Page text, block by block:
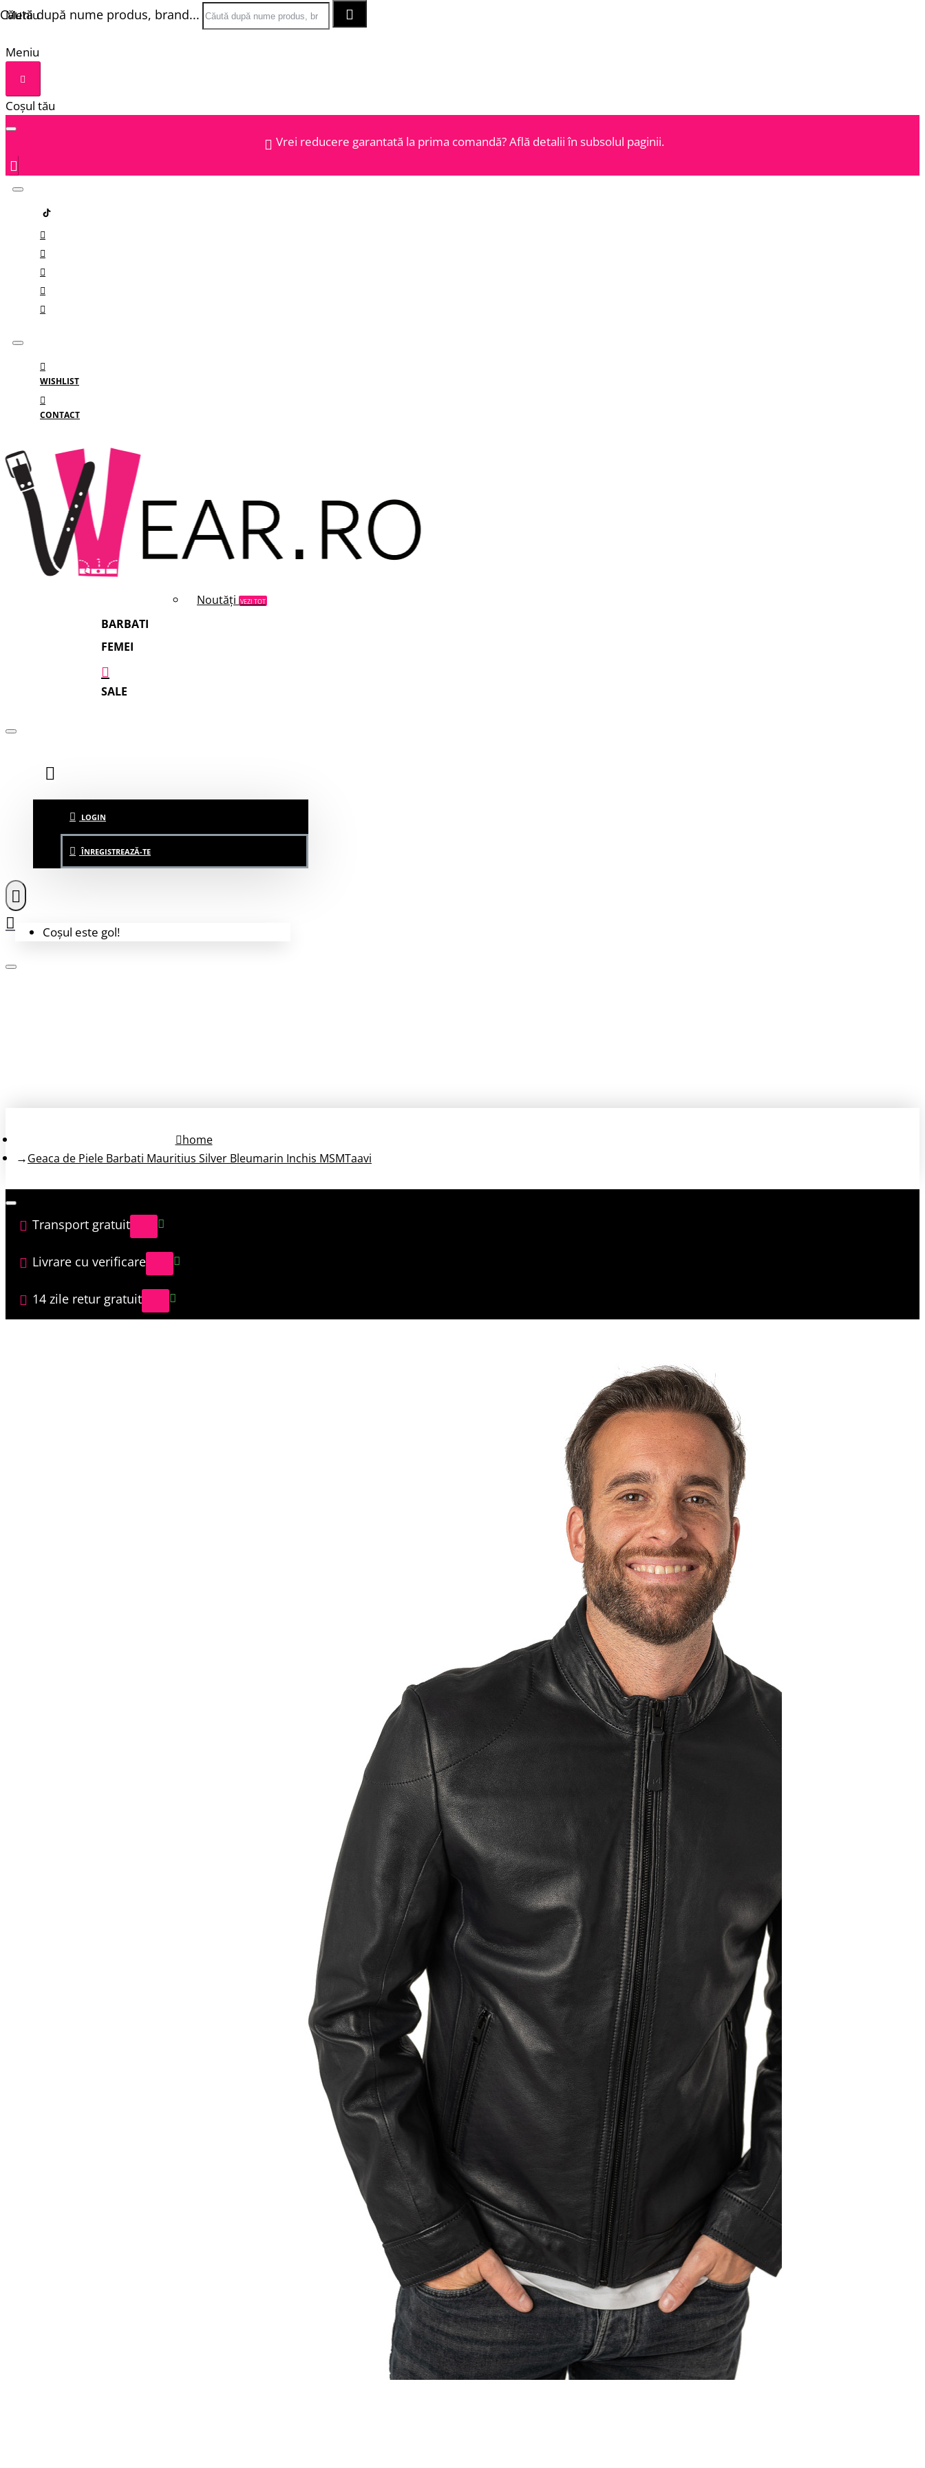
Meniu
Meniu
Coșul tău
Vrei reducere garantată la prima comandă? Află detalii în subsolul paginii.
WISHLIST
CONTACT
Meniu
MENIU
Categorii
Branduri
Noutăți VEZI TOT
BARBATI
FEMEI
SALE
LOGIN
ÎNREGISTREAZĂ-TE
Căută după nume produs, brand...
Coșul este gol!
home
Geaca de Piele Barbati Mauritius Silver Bleumarin Inchis MSMTaavi
Transport gratuit
Livrare cu verificare
14 zile retur gratuit